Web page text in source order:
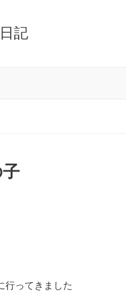
記
行ってきました